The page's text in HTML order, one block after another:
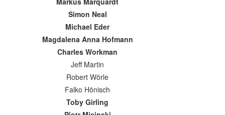
Simon Neal
Michael Eder
Magdalena Anna Hofmann
Charles Workman
Jeff Martin
Robert Wörle
Falko Hönisch
Toby Girling